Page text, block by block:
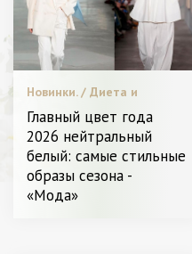
Новинки. / Диета и
питание. / Видео. / С чем
носить. / Я Женщина -
Разное
Главный цвет года
2026 нейтральный
белый: самые стильные
образы сезона -
«Мода»